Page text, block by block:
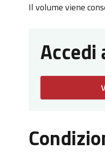
Il volume viene
Accedi